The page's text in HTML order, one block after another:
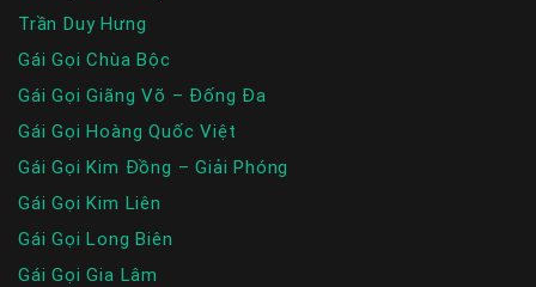
Trần Duy Hưng
Gái Gọi Chùa Bộc
Gái Gọi Giãng Võ – Đống Đa
Gái Gọi Hoàng Quốc Việt
Gái Gọi Kim Đồng – Giải Phóng
Gái Gọi Kim Liên
Gái Gọi Long Biên
Gái Gọi Gia Lâm